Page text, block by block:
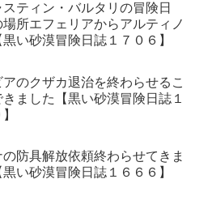
スティン・バルタリの冒険日
場所エフェリアからアルティノ
黒い砂漠冒険日誌１７０６】
アのクザカ退治を終わらせるこ
きました【黒い砂漠冒険日誌１
の防具解放依頼終わらせてきま
黒い砂漠冒険日誌１６６６】